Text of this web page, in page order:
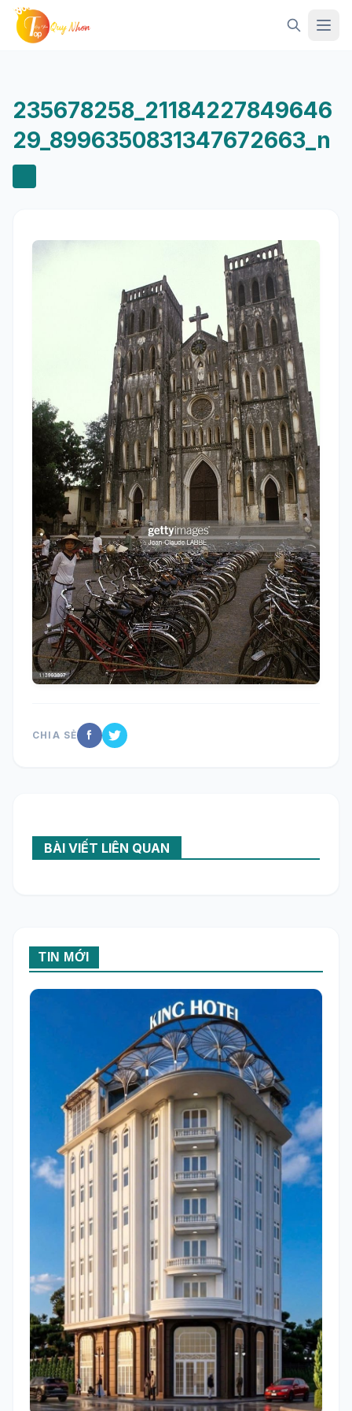
Mở
235678258_21184227849646
29_8996350831347672663_n
CHIA SẺ
BÀI VIẾT LIÊN QUAN
TIN MỚI